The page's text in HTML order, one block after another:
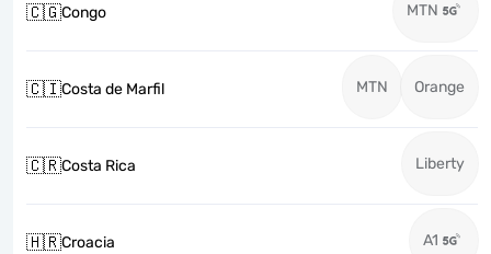
🇨🇬Congo MTN
🇨🇮Costa de Marfil MTN Orange
🇨🇷Costa Rica Liberty
🇭🇷Croacia A1